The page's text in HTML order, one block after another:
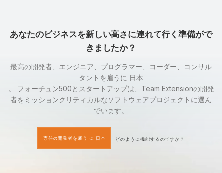
あなたのビジネスを新しい高さに連れて行く準備がで
きましたか？
最高の開発者、エンジニア、プログラマー、コーダー、コンサル
タントを雇うに 日本
。 フォーチュン500とスタートアップは、Team Extensionの開発
者をミッションクリティカルなソフトウェアプロジェクトに選ん
でいます。
専任の開発者を雇う に 日本 どのように機能するのですか？